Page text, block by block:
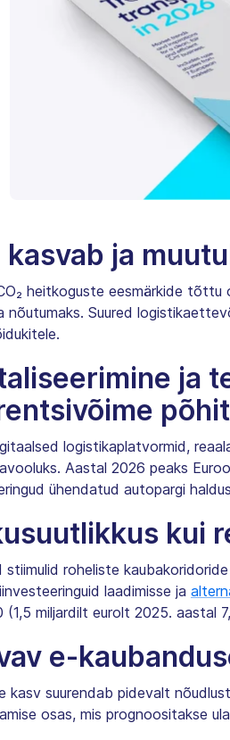
kasvab ja
heitkoguste eesmärkide
nõutumaks. Suured
ja
logistikaplatvormid,
Aastal 2026 peaks
ühendatud autopargi
kui
stiimulid roheliste
laadimisse ja
miljardilt eurolt 2025. aastal
e-
kasv suurendab pidevalt
osas, mis prognoositakse